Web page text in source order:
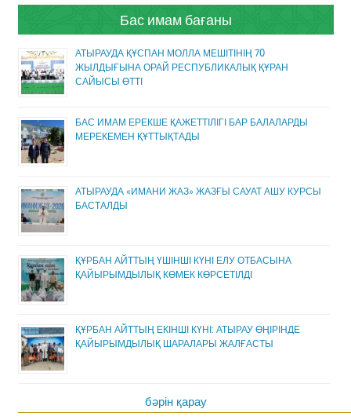
Бас имам бағаны
АТЫРАУДА ҚҰСПАН МОЛЛА МЕШІТІНІҢ 70
ЖЫЛДЫҒЫНА ОРАЙ РЕСПУБЛИКАЛЫҚ ҚҰРАН
САЙЫСЫ ӨТТІ
БАС ИМАМ ЕРЕКШЕ ҚАЖЕТТІЛІГІ БАР БАЛАЛАРДЫ
МЕРЕКЕМЕН ҚҰТТЫҚТАДЫ
АТЫРАУДА «ИМАНИ ЖАЗ» ЖАЗҒЫ САУАТ АШУ КУРСЫ
БАСТАЛДЫ
ҚҰРБАН АЙТТЫҢ ҮШІНШІ КҮНІ ЕЛУ ОТБАСЫНА
ҚАЙЫРЫМДЫЛЫҚ КӨМЕК КӨРСЕТІЛДІ
ҚҰРБАН АЙТТЫҢ ЕКІНШІ КҮНІ: АТЫРАУ ӨҢІРІНДЕ
ҚАЙЫРЫМДЫЛЫҚ ШАРАЛАРЫ ЖАЛҒАСТЫ
бәрін қарау